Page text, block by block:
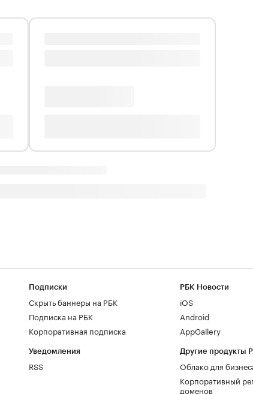
Подписки
Скрыть баннеры на РБК
Подписка на РБК
Корпоративная подписка
Уведомления
RSS
РБК Новости
iOS
Android
AppGallery
Другие продукты
Облако для
Корпоративный
доменов